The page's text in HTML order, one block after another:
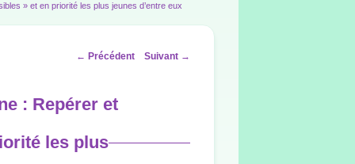
» et en priorité les plus jeunes d’entre eux
Navigation
des
← Précédent Suivant →
: Repérer et
les plus